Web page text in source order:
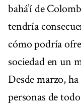
bahá’í de
tendría
cómo podría
sociedad en un
Desde marzo,
personas de